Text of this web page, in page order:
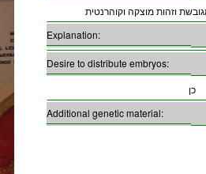
וזהות מוצקה וקוהרנטית
Explanation:
Desire to distribute embryos:
כן
Additional genetic material: